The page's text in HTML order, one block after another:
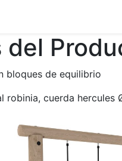
del
bloques de equilibrio
robinia, cuerda hercules